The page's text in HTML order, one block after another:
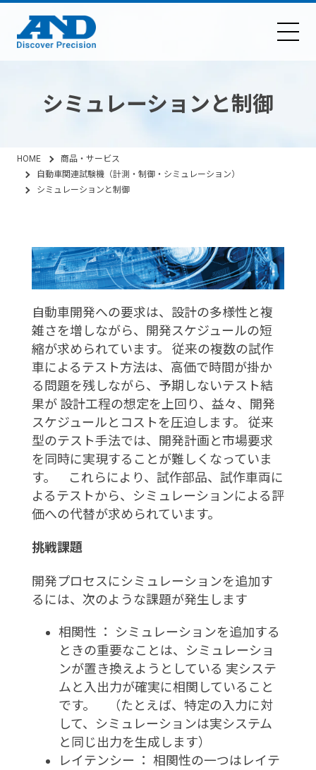
シミュレーションと制御
HOME
商品・サービス
自動車関連試験機（計測・制御・シミュレーション）
シミュレーションと制御
自動車開発への要求は、設計の多様性と複
雑さを増しながら、開発スケジュールの短
縮が求められています。 従来の複数の試作
車によるテスト方法は、高価で時間が掛か
る問題を残しながら、予期しないテスト結
果が 設計工程の想定を上回り、益々、開発
スケジュールとコストを圧迫します。 従来
型のテスト手法では、開発計画と市場要求
を同時に実現することが難しくなっていま
す。 これらにより、試作部品、試作車両に
よるテストから、シミュレーションによる評
価への代替が求められています。
挑戦課題
開発プロセスにシミュレーションを追加す
るには、次のような課題が発生します
相関性 ： シミュレーションを追加する
ときの重要なことは、シミュレーショ
ンが置き換えようとしている 実システ
ムと入出力が確実に相関していること
です。 （たとえば、特定の入力に対
して、シミュレーションは実システム
と同じ出力を生成します）
レイテンシー ： 相関性の一つはレイテ